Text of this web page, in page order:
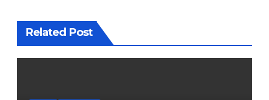
Related Post